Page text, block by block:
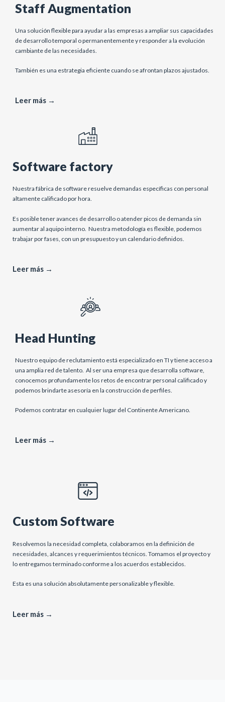
Staff Augmentation
Una solución flexible para ayudar a las empresas a ampliar sus capacidades
de desarrollo temporal o permanentemente y responder a la evolución
cambiante de las necesidades.
También es una estrategia eficiente cuando se afrontan plazos ajustados.
Leer más →
Software factory
Nuestra fábrica de software resuelve demandas específicas con personal
altamente calificado por hora.
Es posible tener avances de desarrollo o atender picos de demanda sin
aumentar al aquipo interno. Nuestra metodología es flexible, podemos
trabajar por fases, con un presupuesto y un calendario definidos.
Leer más →
Head Hunting
Nuestro equipo de reclutamiento está especializado en TI y tiene acceso a
una amplia red de talento. Al ser una empresa que desarrolla software,
conocemos profundamente los retos de encontrar personal calificado y
podemos brindarte asesoría en la construcción de perfiles.
Podemos contratar en cualquier lugar del Continente Americano.
Leer más →
Custom Software
Resolvemos la necesidad completa, colaboramos en la definición de
necesidades, alcances y requerimientos técnicos. Tomamos el proyecto y
lo entregamos terminado conforme a los acuerdos establecidos.
Esta es una solución absolutamente personalizable y flexible.
Leer más →